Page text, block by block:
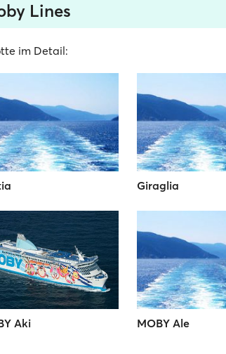
Lines
im Detail:
Giraglia
Aki MOBY Ale